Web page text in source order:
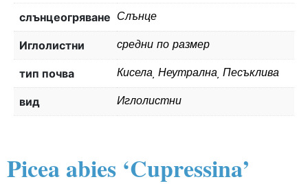
слънцеогряване Слънце
Иглолистни средни по размер
тип почва Кисела, Неутрална, Песъклива
вид Иглолистни
Picea abies ‘Cupressina’